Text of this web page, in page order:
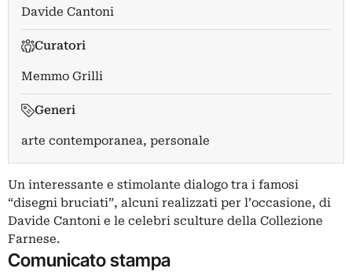
Davide Cantoni
Curatori
Memmo Grilli
Generi
arte contemporanea, personale
Un interessante e stimolante dialogo tra i famosi
“disegni bruciati”, alcuni realizzati per l’occasione, di
Davide Cantoni e le celebri sculture della Collezione
Farnese.
Comunicato stampa